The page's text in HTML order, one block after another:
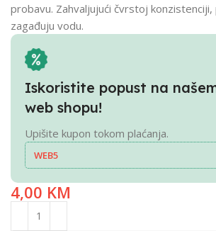
probavu. Zahvaljujući čvrstoj konzistenciji,
zagađuju vodu.
Iskoristite popust na
web shopu!
Upišite kupon tokom plaćanja.
WEB5
4,00 KM